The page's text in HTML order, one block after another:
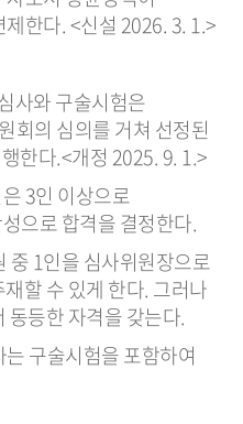
한다. <신설 2026. 3. 1.>
사와 구술시험은
회의 심의를 거쳐 선정된
한다.<개정 2025. 9. 1.>
3인 이상으로
으로 합격을 결정한다.
1인을 심사위원장으로
할 수 있게 한다. 그러나
동등한 자격을 갖는다.
구술시험을 포함하여